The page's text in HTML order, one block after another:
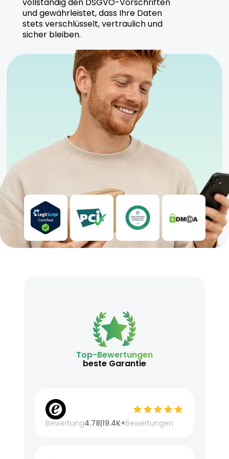
Spectrum ist bekannt für die Produktion
nachhaltiger Cannabisprodukte, die regelmäßig auf
Reinheit und Wirksamkeit geprüft werden.
Sicherheitshinweise
Kühl und trocken lagern.
Anwendung nur unter ärztlicher Aufsicht.
Nicht geeignet für Anfänger oder Personen unter
18 Jahren.
vollständig den DSGVO-Vorschriften
und gewährleistet, dass Ihre Daten
stets verschlüsselt, vertraulich und
sicher bleiben.
Top-Bewertungen
beste Garantie
Bewertung4.78|19.4K+Bewertungen